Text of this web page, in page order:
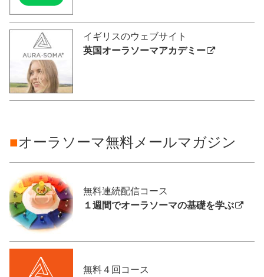
イギリスのウェブサイト
英国オーラソーマアカデミー
■オーラソーマ無料メールマガジン
無料連続配信コース
１週間でオーラソーマの基礎を学ぶ
無料４回コース